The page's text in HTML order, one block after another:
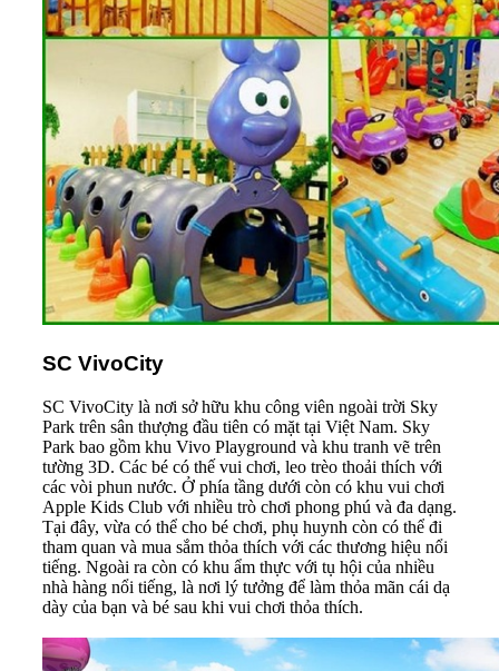
SC VivoCity
SC VivoCity là nơi sở hữu khu công viên ngoài trời Sky
Park trên sân thượng đầu tiên có mặt tại Việt Nam. Sky
Park bao gồm khu Vivo Playground và khu tranh vẽ trên
tường 3D. Các bé có thế vui chơi, leo trèo thoải thích với
các vòi phun nước. Ở phía tầng dưới còn có khu vui chơi
Apple Kids Club với nhiều trò chơi phong phú và đa dạng.
Tại đây, vừa có thể cho bé chơi, phụ huynh còn có thể đi
tham quan và mua sắm thỏa thích với các thương hiệu nổi
tiếng. Ngoài ra còn có khu ẩm thực với tụ hội của nhiều
nhà hàng nổi tiếng, là nơi lý tưởng để làm thỏa mãn cái dạ
dày của bạn và bé sau khi vui chơi thỏa thích.